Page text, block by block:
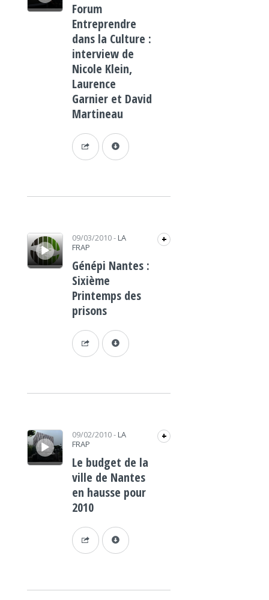
Forum
Entreprendre
dans la Culture :
interview de
Nicole Klein,
Laurence
Garnier et David
Martineau
Lecteur audio 09/03/2010- LA
FRAP
+
Génépi Nantes :
Sixième
Printemps des
prisons
Lecteur audio 09/02/2010- LA
FRAP
+
Le budget de la
ville de Nantes
en hausse pour
2010